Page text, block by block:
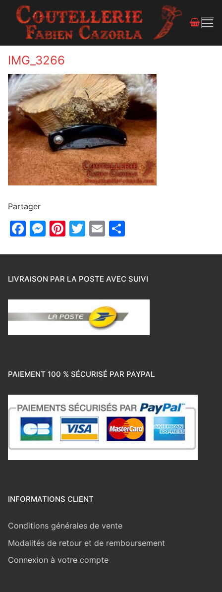
IMG_3266
Partager
Facebook
Messenger
Pinterest
Twitter
Email
LIVRAISON PAR LA POSTE AVEC SUIVI
PAIEMENT 100 % SÉCURISÉ PAR PAYPAL
INFORMATIONS CLIENT
Conditions générales de vente
Modalités de retour et de remboursement
Connexion à votre compte